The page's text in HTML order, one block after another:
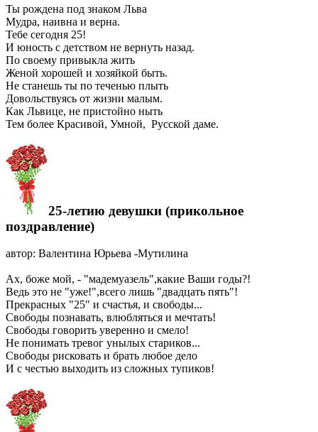
Ты рождена под знаком Льва
Мудра, наивна и верна.
Тебе сегодня 25!
И юность с детством не вернуть назад.
По своему привыкла жить
Женой хорошей и хозяйкой быть.
Не станешь ты по теченью плыть
Довольствуясь от жизни малым.
Как Львице, не пристойно ныть
Тем более Красивой, Умной, Русской даме.
25-летию девушки (прикольное
поздравление)
автор: Валентина Юрьева -Мутилина
Ах, боже мой, - "мадемуазель",какие Ваши годы?!
Ведь это не "уже!",всего лишь "двадцать пять"!
Прекрасных "25" и счастья, и свободы...
Свободы познавать, влюбляться и мечтать!
Свободы говорить уверенно и смело!
Не понимать тревог унылых стариков...
Свободы рисковать и брать любое дело
И с честью выходить из сложных тупиков!